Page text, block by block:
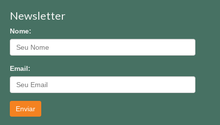
Newsletter
Nome:
Email:
Enviar